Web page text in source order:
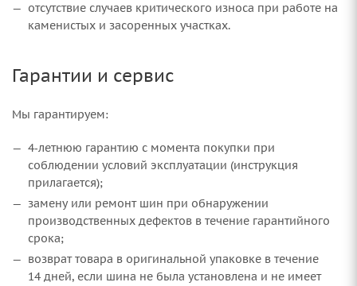
отсутствие случаев критического износа при работе на
каменистых и засоренных участках.
Гарантии и сервис
Мы гарантируем:
4‑летнюю гарантию с момента покупки при
соблюдении условий эксплуатации (инструкция
прилагается);
замену или ремонт шин при обнаружении
производственных дефектов в течение гарантийного
срока;
возврат товара в оригинальной упаковке в течение
14 дней, если шина не была установлена и не имеет